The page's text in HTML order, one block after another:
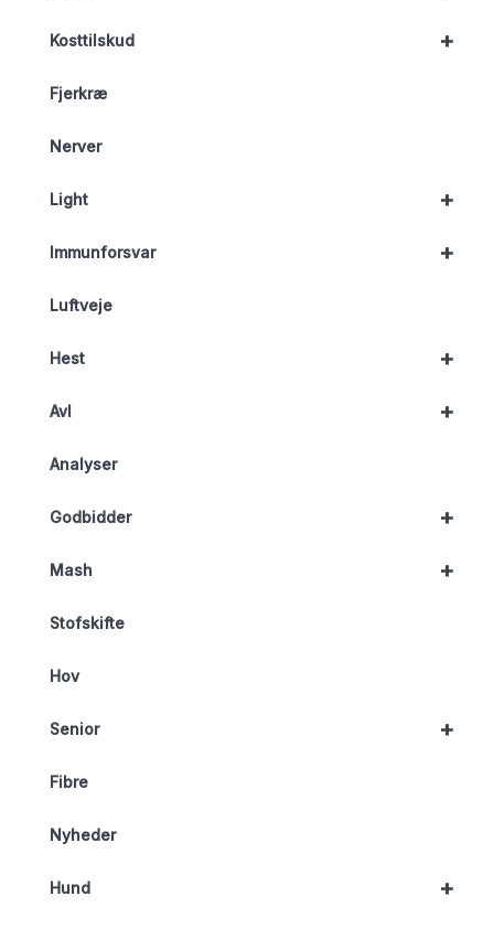
+
Kosttilskud
Fjerkræ
Nerver
+
Light
+
Immunforsvar
Luftveje
+
Hest
+
Avl
Analyser
+
Godbidder
+
Mash
Stofskifte
Hov
+
Senior
Fibre
Nyheder
+
Hund